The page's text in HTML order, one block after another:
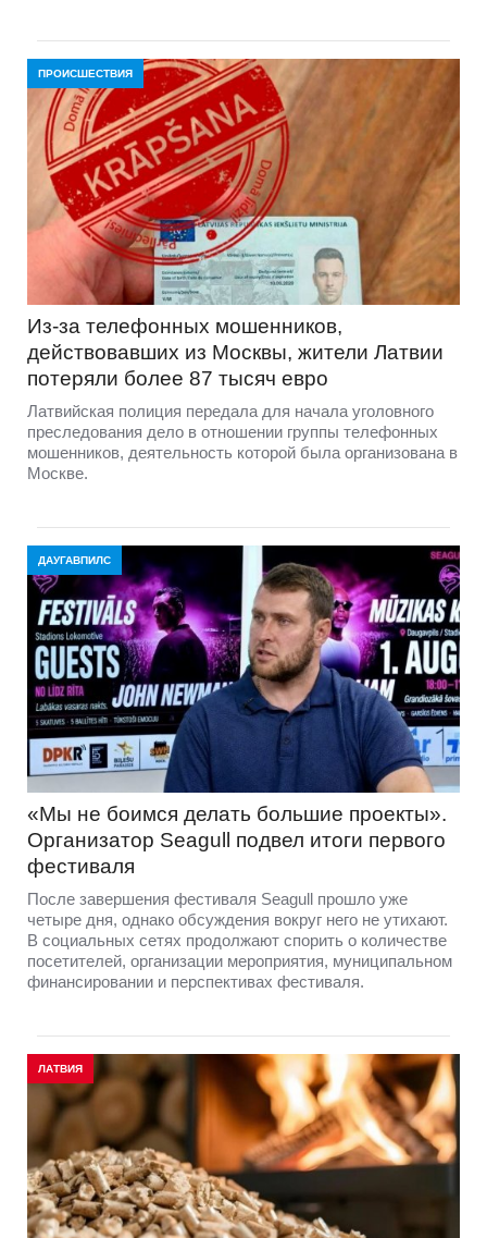
ПРОИСШЕСТВИЯ
Из-за телефонных мошенников,
действовавших из Москвы, жители Латвии
потеряли более 87 тысяч евро
Латвийская полиция передала для начала уголовного
преследования дело в отношении группы телефонных
мошенников, деятельность которой была организована в
Москве.
ДАУГАВПИЛС
«Мы не боимся делать большие проекты».
Организатор Seagull подвел итоги первого
фестиваля
После завершения фестиваля Seagull прошло уже
четыре дня, однако обсуждения вокруг него не утихают.
В социальных сетях продолжают спорить о количестве
посетителей, организации мероприятия, муниципальном
финансировании и перспективах фестиваля.
ЛАТВИЯ